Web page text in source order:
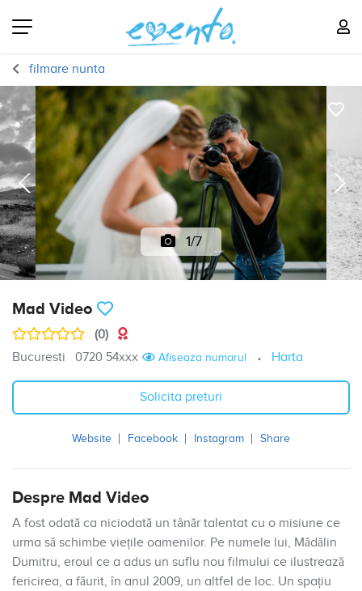
filmare nunta
1/7
Mad Video
(0)
Bucuresti
0720 54xxx Afiseaza numarul Harta
Solicita preturi
Website Facebook Instagram Share
Despre Mad Video
A fost odată ca niciodată un tânăr talentat cu o misiune ce
urma să schimbe viețile oamenilor. Pe numele lui, Mădălin
Dumitru, eroul ce a adus un suflu nou filmului ce ilustrează
fericirea, a făurit, în anul 2009, un altfel de loc. Un spațiu